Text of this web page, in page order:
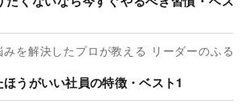
を解決したプロが教える リーダーのふる
うがいい社員の特徴・ベスト1